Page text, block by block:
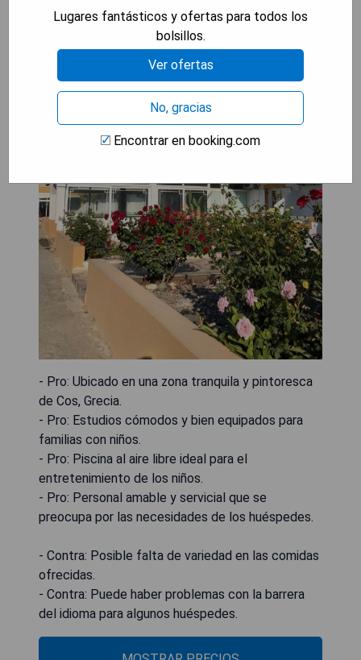
- Pro: Ubicado en una zona tranquila y pintoresca
de Cos, Grecia.
- Pro: Estudios cómodos y bien equipados para
familias con niños.
- Pro: Piscina al aire libre ideal para el
entretenimiento de los niños.
- Pro: Personal amable y servicial que se
preocupa por las necesidades de los huéspedes.
- Contra: Posible falta de variedad en las comidas
ofrecidas.
- Contra: Puede haber problemas con la barrera
del idioma para algunos huéspedes.
Lugares fantásticos y ofertas para todos los
bolsillos.
Ver ofertas
No, gracias
Encontrar en booking.com